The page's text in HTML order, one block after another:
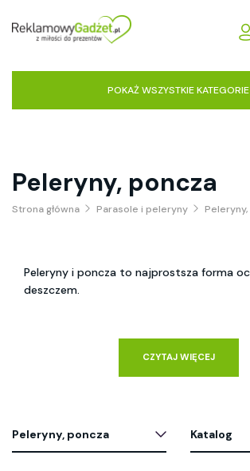
POKAŻ WSZYSTKIE KATEGORIE
Peleryny, poncza
Strona główna Parasole i peleryny
Peleryny i poncza to najprostsza forma
deszczem.
CZYTAJ WIĘCEJ
Peleryny, poncza Katalog